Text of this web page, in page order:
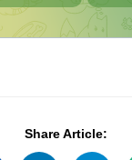
Share Article: